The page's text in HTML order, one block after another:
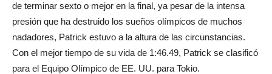
de terminar sexto o mejor en la final, ya pesar de la intensa
presión que ha destruido los sueños olímpicos de muchos
nadadores, Patrick estuvo a la altura de las circunstancias.
Con el mejor tiempo de su vida de 1:46.49, Patrick se clasificó
para el Equipo Olímpico de EE. UU. para Tokio.